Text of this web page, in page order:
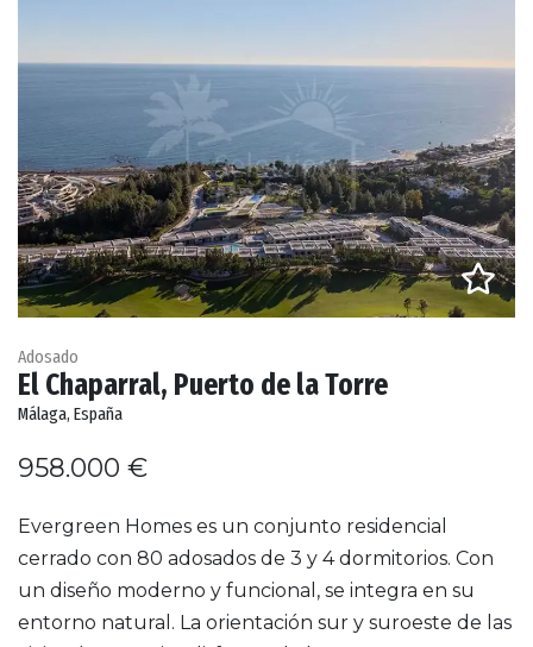
Adosado
El Chaparral, Puerto de la Torre
Málaga, España
958.000 €
Evergreen Homes es un conjunto residencial
cerrado con 80 adosados de 3 y 4 dormitorios. Con
un diseño moderno y funcional, se integra en su
entorno natural. La orientación sur y suroeste de las